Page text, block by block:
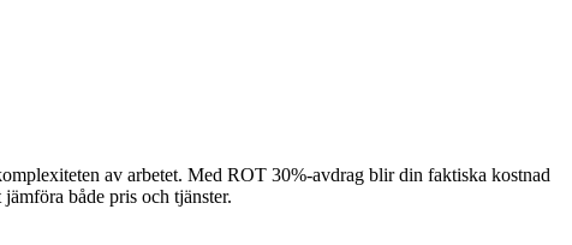
av arbetet. Med ROT 30%-avdrag blir din faktiska kostnad
både pris och tjänster.